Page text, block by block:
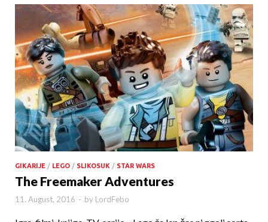
GIKARIJE / LEGO / SLIKOSUK / STAR WARS
The Freemaker Adventures
11. August, 2016 - by LordFebo